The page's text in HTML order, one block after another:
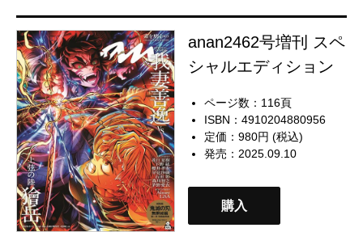
anan2462号増刊 スペ
シャルエディション
ページ数：116頁
ISBN：4910204880956
定価：980円 (税込)
発売：2025.09.10
購入